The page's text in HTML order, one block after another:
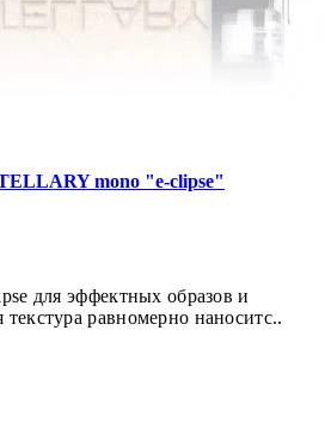
mono "e-clipse"
для эффектных образов и
равномерно наноситс..